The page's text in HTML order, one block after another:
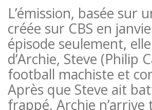
L’émission, basée sur
créée sur CBS en
épisode seulement,
d’Archie, Steve (Philip
football machiste et
Après que Steve ait
frappé, Archie